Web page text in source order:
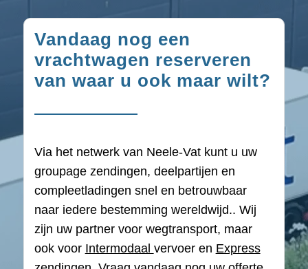
Vandaag nog een
vrachtwagen reserveren
van waar u ook maar wilt?
Via het netwerk van Neele-Vat kunt u uw
groupage zendingen, deelpartijen en
compleetladingen snel en betrouwbaar
naar iedere bestemming wereldwijd.. Wij
zijn uw partner voor wegtransport, maar
ook voor Intermodaal vervoer en Express